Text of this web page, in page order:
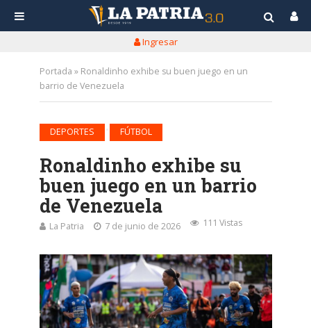
Ingresar
Portada » Ronaldinho exhibe su buen juego en un
barrio de Venezuela
DEPORTES FÚTBOL
Ronaldinho exhibe su
buen juego en un barrio
de Venezuela
La Patria 7 de junio de 2026 111 Vistas